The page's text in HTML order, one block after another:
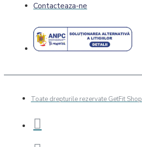
Contacteaza-ne
Toate drepturile rezervate GetFit Shop